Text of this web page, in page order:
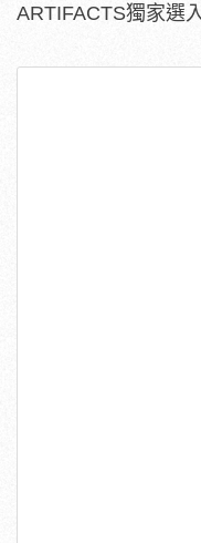
ARTIFACTS獨家選